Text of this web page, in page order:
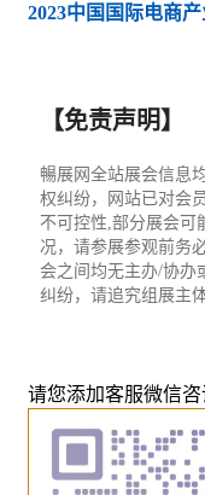
2023中国国际电商
【免责声明】
暢展网全站展会信息
权纠纷，网站已对会
不可控性,部分展会可
况，请参展参观前务
会之间均无主办/协办
纠纷，请追究组展主
请您添加客服微信咨